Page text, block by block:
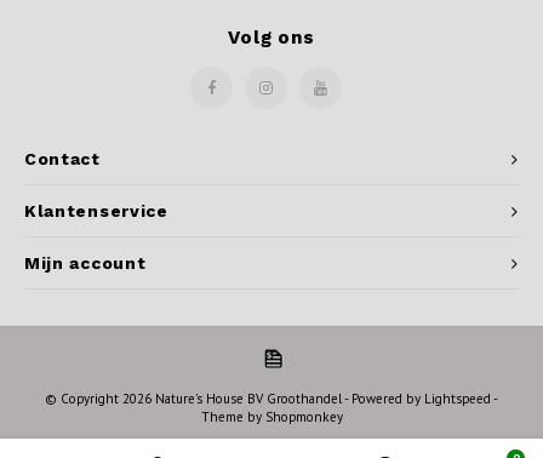
Contact
Volg ons
Klantenservice
Mijn account
© Copyright 2026 Nature's House BV Groothandel - Powered by Lightspeed -
Theme by Shopmonkey